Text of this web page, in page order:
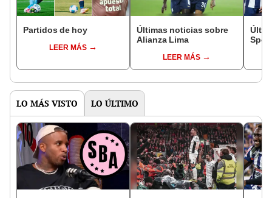
Partidos de hoy
LEER MÁS
Últimas noticias sobre
Alianza Lima
LEER MÁS
LO MÁS VISTO LO ÚLTIMO